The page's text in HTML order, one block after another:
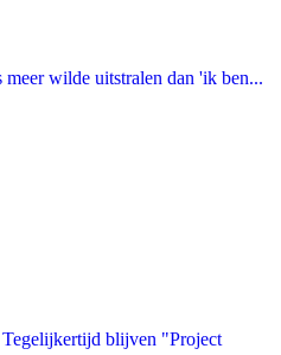
meer wilde uitstralen dan 'ik ben...
blijven "Project